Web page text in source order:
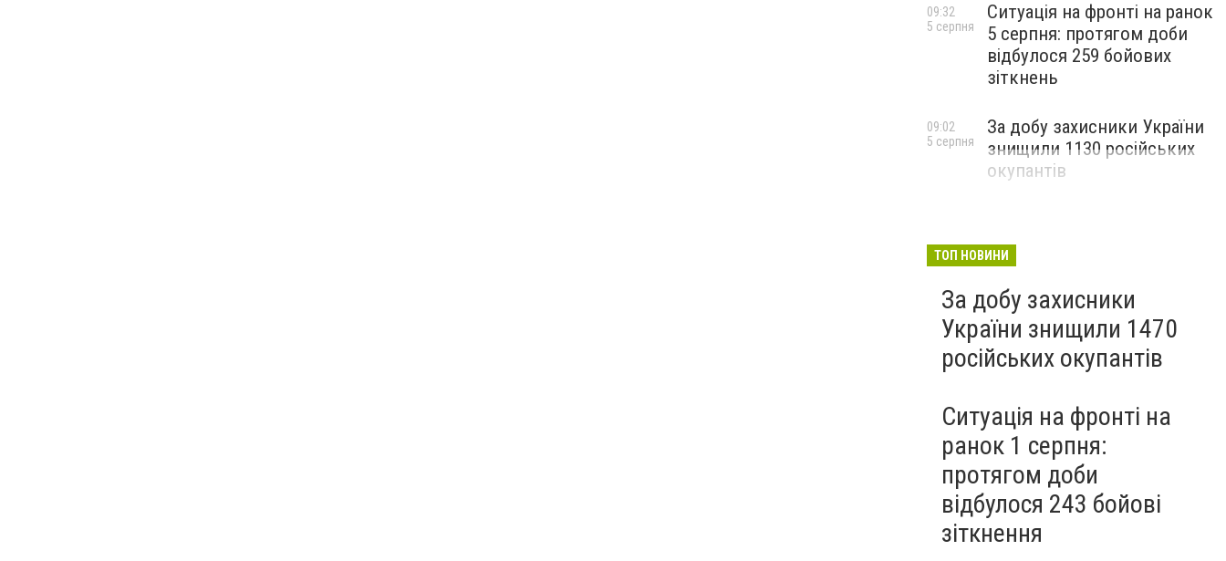
Ситуація на фронті на ранок
5 серпня: протягом доби
відбулося 259 бойових
зіткнень
09:32
5 серпня
За добу захисники України
знищили 1130 російських
окупантів
09:02
5 серпня
ТОП НОВИНИ
За добу захисники
України знищили 1470
російських окупантів
Ситуація на фронті на
ранок 1 серпня:
протягом доби
відбулося 243 бойові
зіткнення